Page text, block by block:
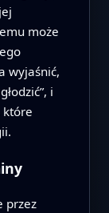
może
wyjaśnić,
i
które
przez